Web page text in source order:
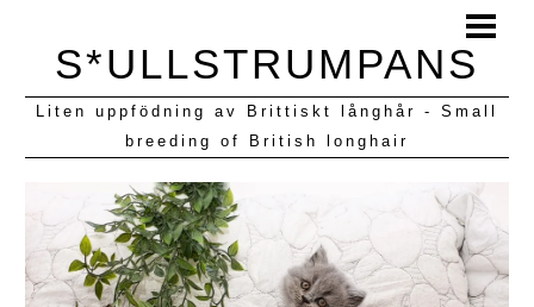
BLOGG
KULLAR VI HAFT
S*ULLSTRUMPANS
Liten uppfödning av Brittiskt långhår - Small
breeding of British longhair